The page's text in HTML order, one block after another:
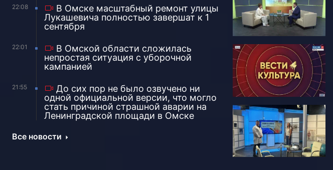
22:08
В Омске масштабный ремонт улицы
Лукашевича полностью завершат к 1
сентября
22:01
В Омской области сложилась
непростая ситуация с уборочной
кампанией
21:55
До сих пор не было озвучено ни
одной официальной версии, что могло
стать причиной страшной аварии на
Ленинградской площади в Омске
Все новости